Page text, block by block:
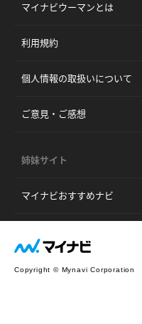
マイナビウーマンとは
利用規約
個人情報の取扱いについて
ご意見・ご感想
姉妹サイト
マイナビおすすめナビ
Copyright © Mynavi Corporation